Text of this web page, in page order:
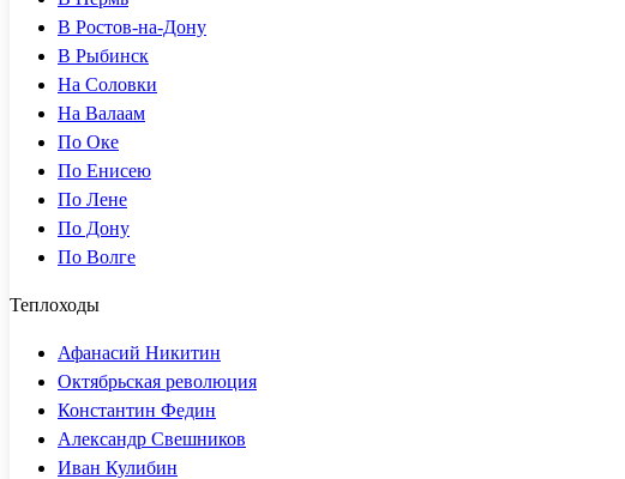
В Ростов-на-Дону
В Рыбинск
На Соловки
На Валаам
По Оке
По Енисею
По Лене
По Дону
По Волге
Теплоходы
Афанасий Никитин
Октябрьская революция
Константин Федин
Александр Свешников
Иван Кулибин